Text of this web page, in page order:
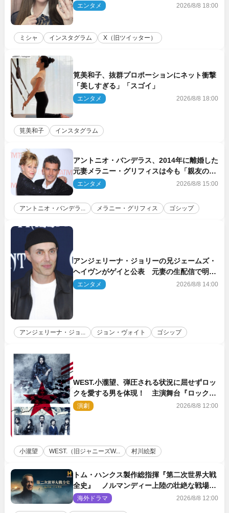
にネット衝撃
エンタメ 2026/8/8 18:00
ミシャ インスタグラム X（旧ツイッター）
筧美和子、抜群プロポーションにネット衝撃
「美しすぎる」「スゴイ」
エンタメ 2026/8/8 18:00
筧美和子 インスタグラム
アントニオ・バンデラス、2014年に離婚した
元妻メラニー・グリフィスは今も「親友の一
人」
エンタメ 2026/8/8 15:00
アントニオ・バンデラ... メラニー・グリフィス ゴシップ
アンジェリーナ・ジョリーの兄ジェームズ・
ヘイヴンがゲイと公表 元妻の生配信で明ら
かに
エンタメ 2026/8/8 14:00
アンジェリーナ・ジョ... ジョン・ヴォイト ゴシップ
WEST.小瀧望、弾圧される状況に屈せずロッ
クを愛する男を体現！ 主演舞台『ロックン
ロール』ビジュアル解禁
演劇 2026/8/8 12:00
小瀧望 WEST.（旧ジャニーズW... 村川絵梨
トム・ハンクス製作総指揮『第二次世界大戦
全史』 ノルマンディー上陸の壮絶な戦場を
収めた特別映像解禁
海外ドラマ 2026/8/8 12:00